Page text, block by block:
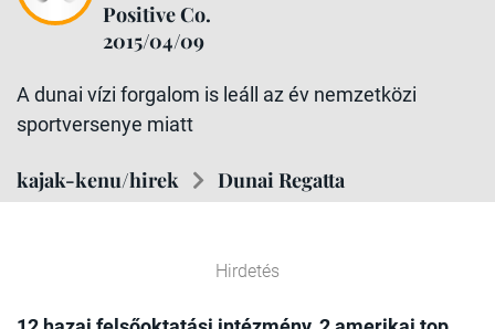
Positive Co.
2015/04/09
A dunai vízi forgalom is leáll az év nemzetközi
sportversenye miatt
kajak-kenu/hirek Dunai Regatta
Hirdetés